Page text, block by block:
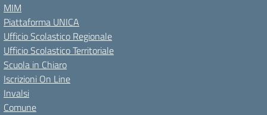
MIM
Piattaforma UNICA
Ufficio Scolastico Regionale
Ufficio Scolastico Territoriale
Scuola in Chiaro
Iscrizioni On Line
Invalsi
Comune